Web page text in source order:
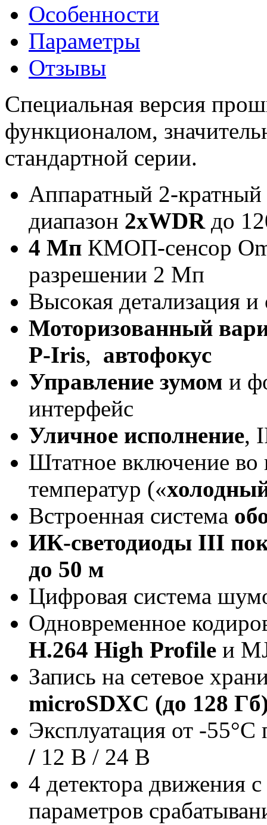
Особенности
Параметры
Отзывы
Специальная версия
функционалом,
стандартной серии.
Аппаратный 2-
диапазон 2xWDRдо
4 Мп КМОП-сенсор
разрешении 2 Мп
Высокая детализация
Моторизованный
P-Iris, автофокус
Управление зумом и
интерфейс
Уличное исполнение,
Штатное включение во
температур («
Встроенная система
ИК-светодиоды III
до 50 м
Цифровая система
Одновременное
Н.264 High Profile и
Запись на сетевое
microSDXC (до 128
Эксплуатация от -
/ 12 В / 24 В
4 детектора движения
параметров